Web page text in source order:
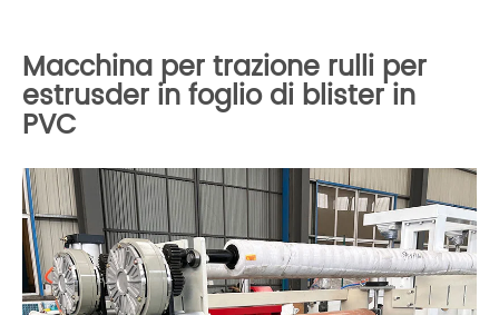
Macchina per trazione rulli per
estrusder in foglio di blister in
PVC